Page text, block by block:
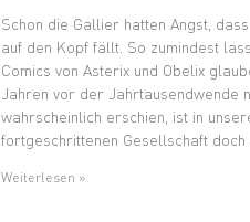
Schon die Gallier hatten Angst,
auf den Kopf fällt. So zumindest
Comics von Asterix und Obelix
Jahren vor der Jahrtausendwende
wahrscheinlich erschien, ist in
fortgeschrittenen Gesellschaft doch
Weiterlesen »